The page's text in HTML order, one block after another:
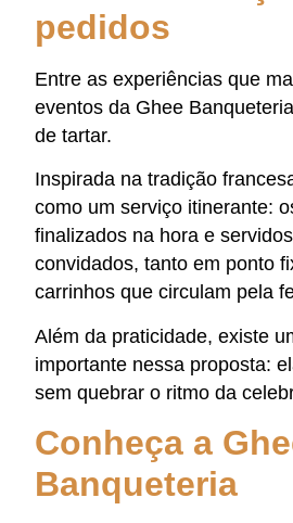
pedidos
Entre as experiências que
eventos da Ghee
de tartar.
Inspirada na tradição
como um serviço itinerante:
finalizados na hora e
convidados, tanto em ponto
carrinhos que circulam pela
Além da praticidade, existe
importante nessa proposta:
sem quebrar o ritmo da
Conheça a
Banqueteria